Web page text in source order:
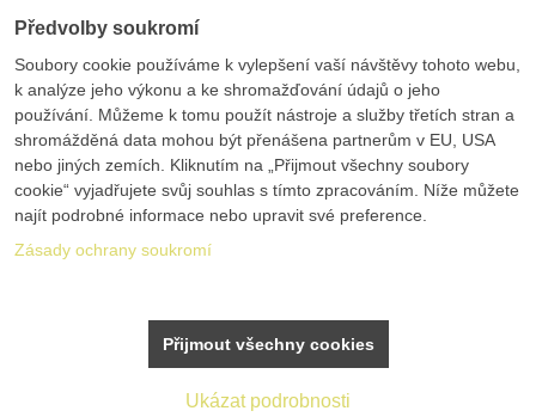
Předvolby soukromí
Soubory cookie používáme k vylepšení vaší návštěvy tohoto webu,
k analýze jeho výkonu a ke shromažďování údajů o jeho
používání. Můžeme k tomu použít nástroje a služby třetích stran a
shromážděná data mohou být přenášena partnerům v EU, USA
nebo jiných zemích. Kliknutím na „Přijmout všechny soubory
cookie“ vyjadřujete svůj souhlas s tímto zpracováním. Níže můžete
najít podrobné informace nebo upravit své preference.
Zásady ochrany soukromí
Ukázat podrobnosti
Přijmout všechny cookies